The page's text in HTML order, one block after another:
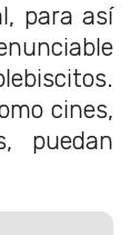
para así
cines,
puedan